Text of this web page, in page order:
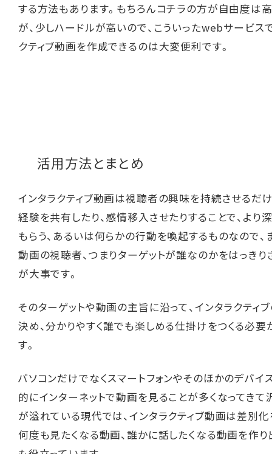
する方法もあります。もちろんコチラの方が自由度は
が、少しハードルが高いので、こういったwebサービス
クティブ動画を作成できるのは大変便利です。
活用方法とまとめ
インタラクティブ動画は視聴者の興味を持続させるだ
経験を共有したり、感情移入させたりすることで、より
もらう、あるいは何らかの行動を喚起するものなので、
動画の視聴者、つまりターゲットが誰なのかをはっきり
が大事です。
そのターゲットや動画の主旨に沿って、インタラクティ
決め、分かりやすく誰でも楽しめる仕掛けをつくる必要
す。
パソコンだけでなくスマートフォンやそのほかのデバイ
的にインターネットで動画を見ることが多くなってき
が溢れている現代では、インタラクティブ動画は差別化
何度も見たくなる動画、誰かに話したくなる動画を作り